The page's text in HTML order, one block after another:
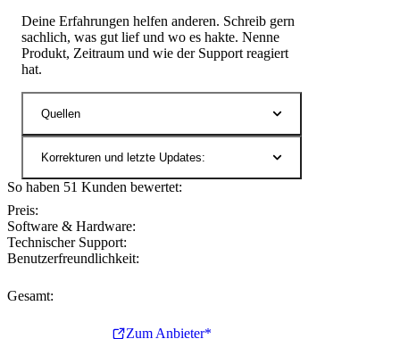
Deine Erfahrungen helfen anderen. Schreib gern
sachlich, was gut lief und wo es hakte. Nenne
Produkt, Zeitraum und wie der Support reagiert
hat.
Quellen
Korrekturen und letzte Updates:
So haben 51 Kunden bewertet:
Preis:
Software & Hardware:
Technischer Support:
Benutzerfreundlichkeit:
Gesamt:
Zum Anbieter*